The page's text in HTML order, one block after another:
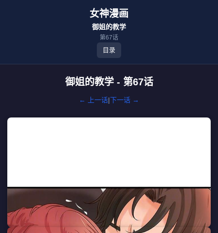
女神漫画
御姐的教学
第67话
目录
御姐的教学 - 第67话
← 上一话|下一话 →